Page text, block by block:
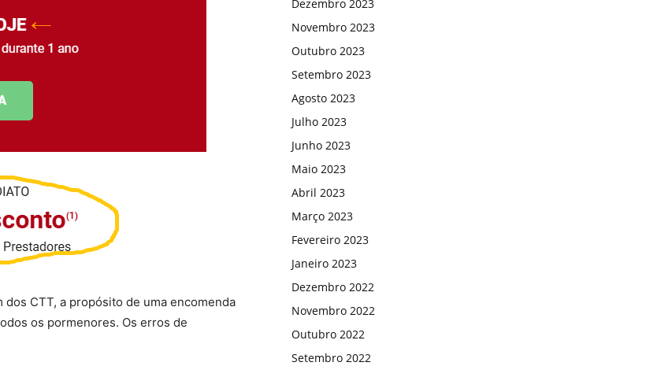
CTT, a propósito de uma encomenda
os pormenores. Os erros de
Dezembro 2023
Novembro 2023
Outubro 2023
Setembro 2023
Agosto 2023
Julho 2023
Junho 2023
Maio 2023
Abril 2023
Março 2023
Fevereiro 2023
Janeiro 2023
Dezembro 2022
Novembro 2022
Outubro 2022
Setembro 2022